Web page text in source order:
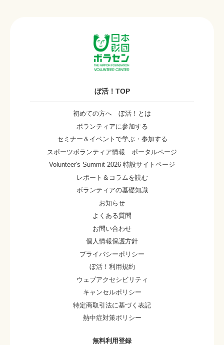
ぼ活！TOP
初めての方へ ぼ活！とは
ボランティアに参加する
セミナー＆イベントで学ぶ・参加する
スポーツボランティア情報 ポータルページ
Volunteer's Summit 2026 特設サイトページ
レポート＆コラムを読む
ボランティアの基礎知識
お知らせ
よくある質問
お問い合わせ
個人情報保護方針
プライバシーポリシー
ぼ活！利用規約
ウェブアクセシビリティ
キャンセルポリシー
特定商取引法に基づく表記
熱中症対策ポリシー
無料利用登録